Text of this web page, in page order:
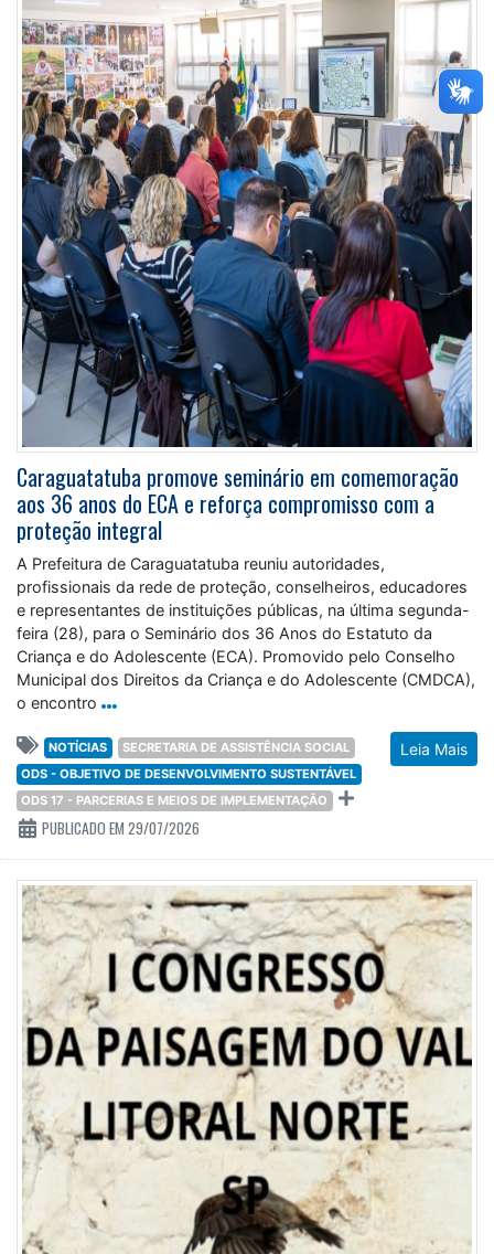
Caraguatatuba promove seminário em comemoração
aos 36 anos do ECA e reforça compromisso com a
proteção integral
A Prefeitura de Caraguatatuba reuniu autoridades,
profissionais da rede de proteção, conselheiros, educadores
e representantes de instituições públicas, na última segunda-
feira (28), para o Seminário dos 36 Anos do Estatuto da
Criança e do Adolescente (ECA). Promovido pelo Conselho
Municipal dos Direitos da Criança e do Adolescente (CMDCA),
o encontro
Leia Mais
NOTÍCIAS
SECRETARIA DE ASSISTÊNCIA SOCIAL
ODS - OBJETIVO DE DESENVOLVIMENTO SUSTENTÁVEL
ODS 17 - PARCERIAS E MEIOS DE IMPLEMENTAÇÃO
PUBLICADO EM 29/07/2026